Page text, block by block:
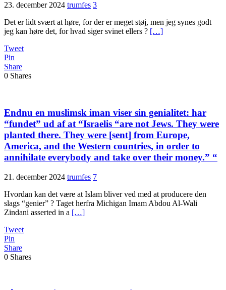
23. december 2024 trumfes 3
Det er lidt svært at høre, for der er meget støj, men jeg synes godt
jeg kan høre det, for hvad siger svinet ellers ? […]
Tweet
Pin
Share
0 Shares
Endnu en muslimsk iman viser sin genialitet: har
“fundet” ud af at “Israelis “are not Jews. They were
planted there. They were [sent] from Europe,
America, and the Western countries, in order to
annihilate everybody and take over their money.” “
21. december 2024 trumfes 7
Hvordan kan det være at Islam bliver ved med at producere den
slags “genier” ? Taget herfra Michigan Imam Abdou Al-Wali
Zindani asserted in a […]
Tweet
Pin
Share
0 Shares